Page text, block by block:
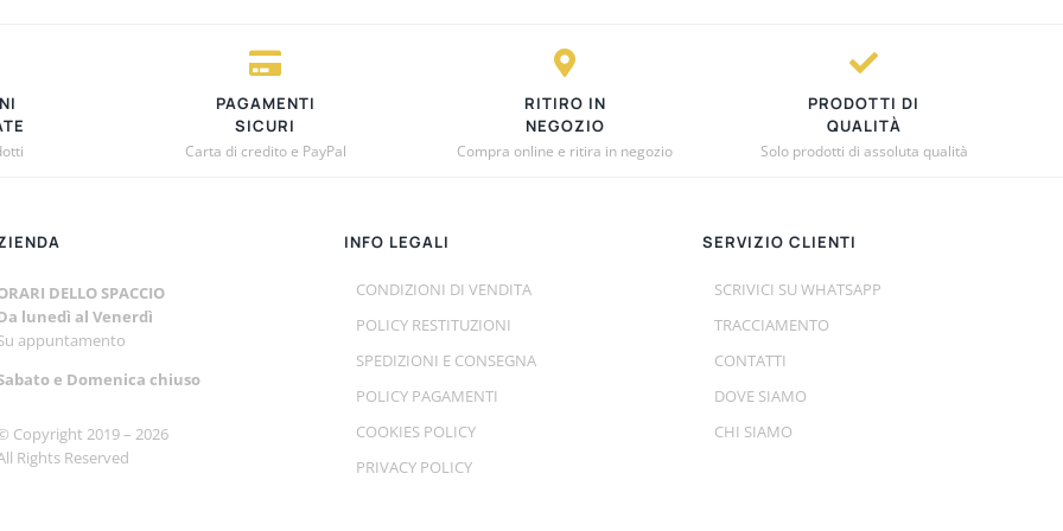
PAGAMENTI
SICURI
Carta di credito e PayPal
RITIRO IN
NEGOZIO
Compra online e ritira in negozio
PRODOTTI DI
QUALITÀ
Solo prodotti di assoluta qualità
DELLO SPACCIO
lunedì al Venerdì
appuntamento
e Domenica chiuso
Copyright 2019 – 2026
Rights Reserved
INFO LEGALI
CONDIZIONI DI VENDITA
POLICY RESTITUZIONI
SPEDIZIONI E CONSEGNA
POLICY PAGAMENTI
COOKIES POLICY
PRIVACY POLICY
SERVIZIO CLIENTI
SCRIVICI SU WHATSAPP
TRACCIAMENTO
CONTATTI
DOVE SIAMO
CHI SIAMO